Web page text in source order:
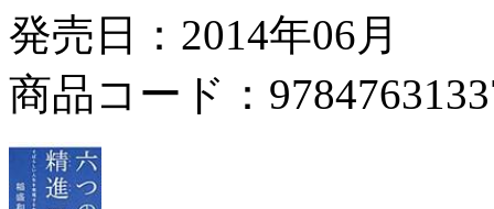
発売日：2014年06月
商品コード：